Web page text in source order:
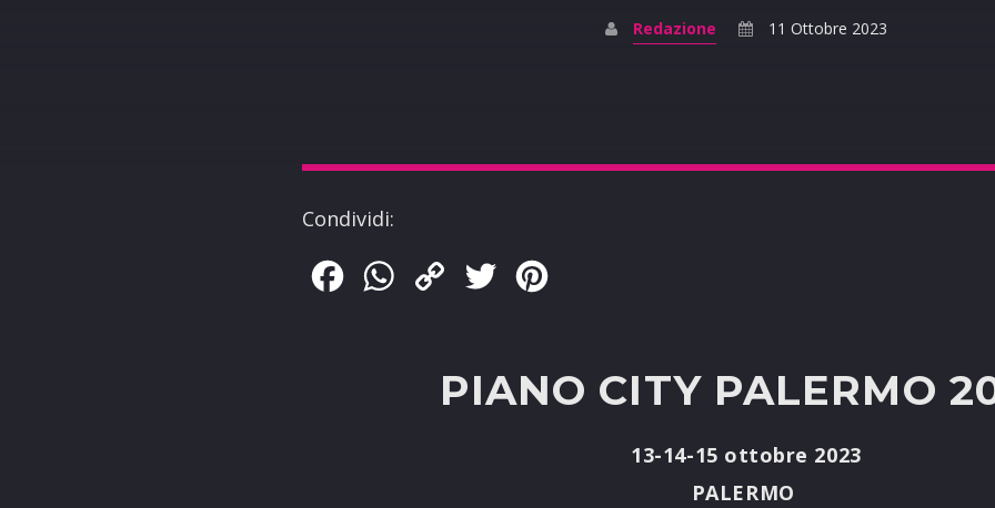
Redazione 11 Ottobre 2023
Condividi:
FacebookWhatsApp
Copy
Twitter
PIANO CITY PALERMO
13-14-15 ottobre 2023
PALERMO